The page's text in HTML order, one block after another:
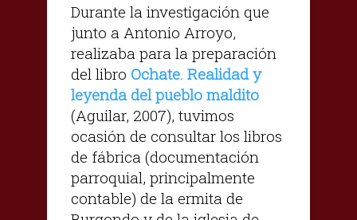
Durante la investigación que
junto a Antonio Arroyo,
realizaba para la preparación
del libro Ochate. Realidad y
leyenda del pueblo maldito
(Aguilar, 2007), tuvimos
ocasión de consultar los libros
de fábrica (documentación
parroquial, principalmente
contable) de la ermita de